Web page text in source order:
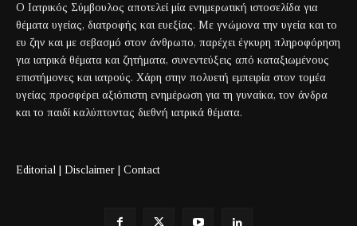
Ο Ιατρικός Σύμβουλος αποτελεί μία ενημερωτική ιστοσελίδα για
θέματα υγείας, διατροφής και ευεξίας. Με γνώμονα την υγεία και το
ευ ζην και με σεβασμό στον άνθρωπο, παρέχει έγκυρη πληροφόρηση
για ιατρικά θέματα και ζητήματα, συνεντεύξεις από καταξιωμένους
επιστήμονες και ιατρούς. Χάρη στην πολυετή εμπειρία στον τομέα
υγείας προσφέρει αξιόπιστη ενημέρωση για τη γυναίκα, τον άνδρα
και το παιδί καλύπτοντας διεθνή ιατρικά θέματα.
Editorial | Disclaimer | Contact